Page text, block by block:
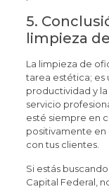
5.
limpieza
La limpieza de
tarea estética; es
productividad y
servicio
esté siempre en
positivamente en
con tus clientes.
Si estás
Capital Federal,